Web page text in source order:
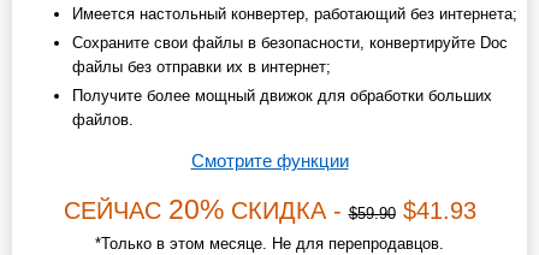
Имеется настольный конвертер, работающий без интернета;
Сохраните свои файлы в безопасности, конвертируйте Doc
файлы без отправки их в интернет;
Получите более мощный движок для обработки больших
файлов.
Смотрите функции
СЕЙЧАС 20%СКИДКА -$59.90$41.93
*Только в этом месяце. Не для перепродавцов.